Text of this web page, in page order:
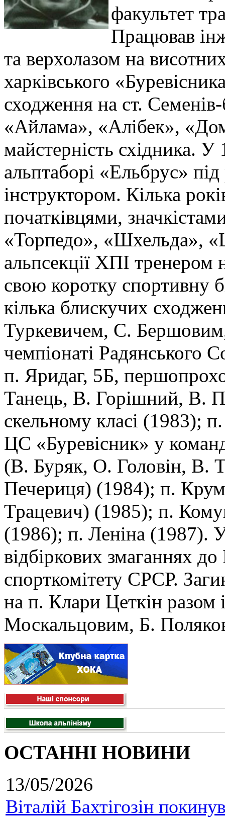
факультет
Працював
та верхолазом на
харківського
сходження на ст.
«Айлама», «Алібек»,
майстерність східника.
альптаборі «Ельбрус»
інструктором. Кілька
початківцями,
«Торпедо», «Шхельда»,
альпсекції ХПІ тренером
свою коротку спортивну
кілька блискучих
Туркевичем, С.
чемпіонаті Радянського
п. Яридаг, 5Б,
Танець, В. Горішний, В.
скельному класі (1983);
ЦС «Буревісник» у
(В. Буряк, О. Головін, В.
Печериця) (1984); п.
Трацевич) (1985); п.
(1986); п. Леніна (1987).
відбіркових змаганнях до
спорткомітету СРСР.
на п. Клари Цеткін
Москальцовим, Б.
ОСТАННІ НОВИНИ
13/05/2026
Віталій Бахтігозін